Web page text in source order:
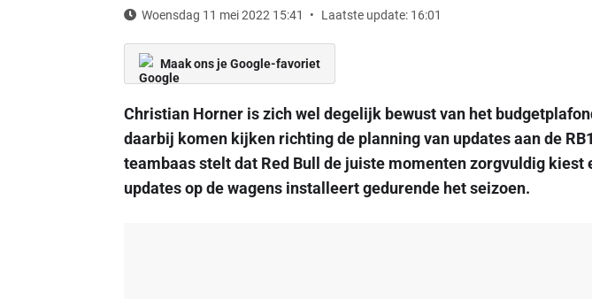
Woensdag 11 mei 2022 15:41 Laatste update: 16:01
Maak ons je Google-favoriet
Christian Horner is zich wel degelijk bewust van het
daarbij komen kijken richting de planning van updates aan de
teambaas stelt dat Red Bull de juiste momenten zorgvuldig kiest
updates op de wagens installeert gedurende het seizoen.